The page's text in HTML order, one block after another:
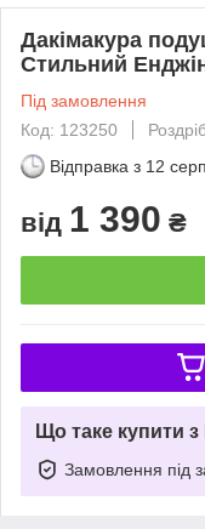
Дакімакура
Стильний
Під замовлення
Код: 123250
Відправка з 12
від 1 390 ₴
Що таке купити
Замовлення під